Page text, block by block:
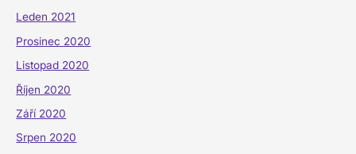
Leden 2021
Prosinec 2020
Listopad 2020
Říjen 2020
Září 2020
Srpen 2020